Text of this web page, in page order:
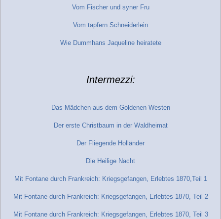
Vom Fischer und syner Fru
Vom tapfern Schneiderlein
Wie Dummhans Jaqueline heiratete
Intermezzi:
Das Mädchen aus dem Goldenen Westen
Der erste Christbaum in der Waldheimat
Der Fliegende Holländer
Die Heilige Nacht
Mit Fontane durch Frankreich: Kriegsgefangen, Erlebtes 1870,Teil 1
Mit Fontane durch Frankreich: Kriegsgefangen, Erlebtes 1870, Teil 2
Mit Fontane durch Frankreich: Kriegsgefangen, Erlebtes 1870, Teil 3